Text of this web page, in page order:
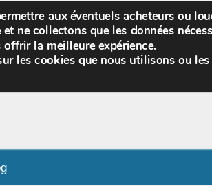
aux éventuels acheteurs ou
ne collectons que les données
la meilleure expérience.
les cookies que nous utilisons ou